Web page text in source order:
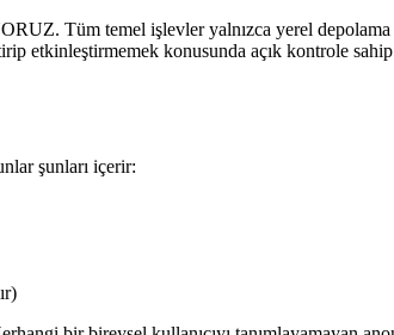
Tüm temel işlevler yalnızca yerel depolama
etkinleştirmemek konusunda açık kontrole
şunları içerir: